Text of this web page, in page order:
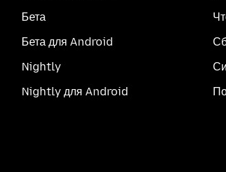
Бета
Бета для Android
Nightly
Nightly для Android